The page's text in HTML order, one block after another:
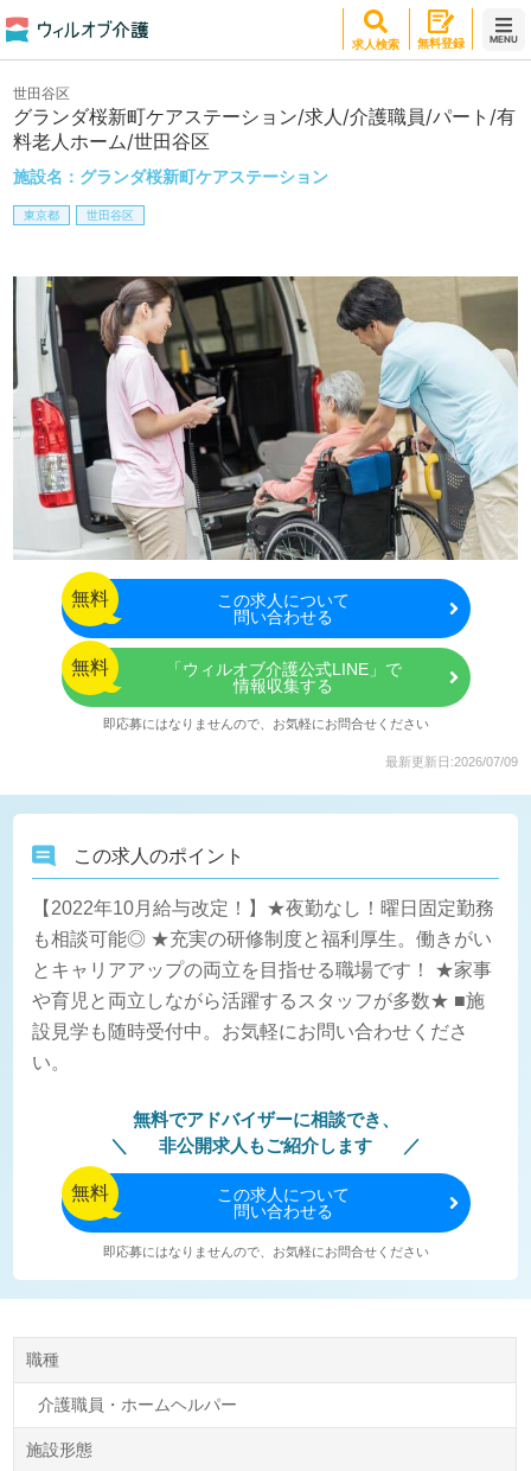
求人検索 無料登録 MENU
グランダ桜新町ケアステーション/求人/介護職員/パート/有
料老人ホーム/世田谷区
施設名： グランダ桜新町ケアステーション
世田谷区
東京都 世田谷区
無料 この求人について
問い合わせる
無料
「ウィルオブ介護公式LINE」で
情報収集する
即応募にはなりませんので、お気軽にお問合せください
最新更新日:2026/07/09
この求人のポイント
【2022年10月給与改定！】★夜勤なし！曜日固定勤務
も相談可能◎ ★充実の研修制度と福利厚生。働きがい
とキャリアアップの両立を目指せる職場です！ ★家事
や育児と両立しながら活躍するスタッフが多数★ ■施
設見学も随時受付中。お気軽にお問い合わせくださ
い。
無料でアドバイザーに相談でき、
非公開求人もご紹介します
無料 この求人について
問い合わせる
即応募にはなりませんので、お気軽にお問合せください
職種
介護職員・ホームヘルパー
施設形態